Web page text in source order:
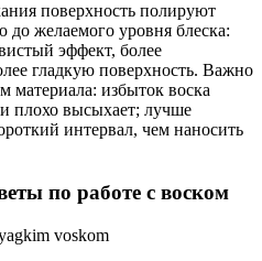
поверхность полируют
желаемого уровня блеска:
эффект, более
гладкую поверхность. Важно
материала: избыток воска
плохо высыхает; лучше
интервал, чем наносить
по работе с воском